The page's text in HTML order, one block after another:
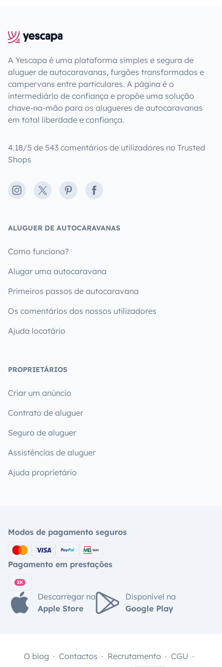
A Yescapa é uma plataforma simples e segura de
aluguer de autocaravanas, furgões transformados e
campervans entre particulares. A página é o
intermediário de confiança e propõe uma solução
chave-na-mão para os alugueres de autocaravanas
em total liberdade e confiança.
4.18/5 de 543 comentários de utilizadores no Trusted
Shops
Instagram
X PinterestFacebook
ALUGUER DE AUTOCARAVANAS
Como funciona?
Alugar uma autocaravana
Primeiros passos de autocaravana
Os comentários dos nossos utilizadores
Ajuda locatário
PROPRIETÁRIOS
Criar um anúncio
Contrato de aluguer
Seguro de aluguer
Assistências de aluguer
Ajuda proprietário
Modos de pagamento seguros
Pagamento em prestações
Descarregar na
Apple Store
Disponível na
Google Play
O blog Contactos Recrutamento CGU